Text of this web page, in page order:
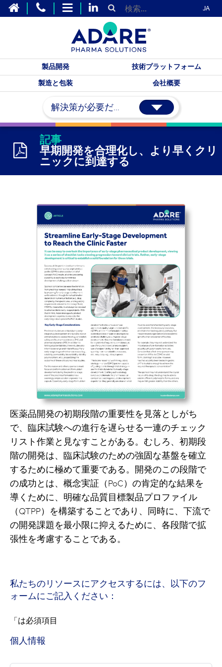
JA
製品開発
技術プラットフォーム
製造と包装
会社概要
解決策が必要だ...
記事
早期開発を合理化し、より早くクリ
ニックに到達する
医薬品開発の初期段階の重要性を見落としがち
で、臨床試験への進行を遅らせる一連のチェック
リスト作業と見なすことがある。むしろ、初期段
階の開発は、臨床試験のための強固な基盤を確立
するために極めて重要である。開発のこの段階で
の成功とは、概念実証（PoC）の肯定的な結果を
導くために、明確な品質目標製品プロファイル
（QTPP）を構築することであり、同時に、下流で
の開発課題を最小限に抑えるために、各段階で拡
張性を考慮することである。
私たちのリソースにアクセスするには、以下のフ
ォームにご記入ください：
「は必須項目
個人情報